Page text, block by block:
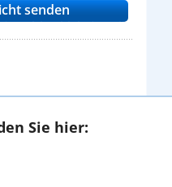
Sie hier: